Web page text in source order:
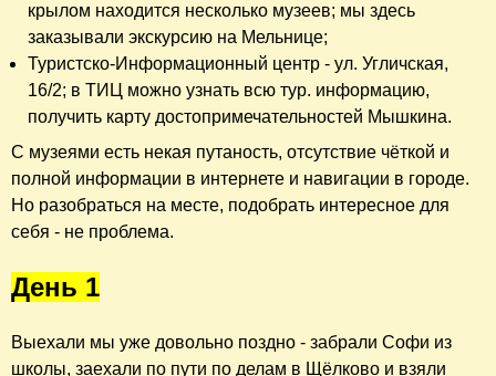
крылом находится несколько музеев; мы здесь
заказывали экскурсию на Мельнице;
Туристско-Информационный центр - ул. Угличская,
16/2; в ТИЦ можно узнать всю тур. информацию,
получить карту достопримечательностей Мышкина.
С музеями есть некая путаность, отсутствие чёткой и
полной информации в интернете и навигации в городе.
Но разобраться на месте, подобрать интересное для
себя - не проблема.
День 1
Выехали мы уже довольно поздно - забрали Софи из
школы, заехали по пути по делам в Щёлково и взяли